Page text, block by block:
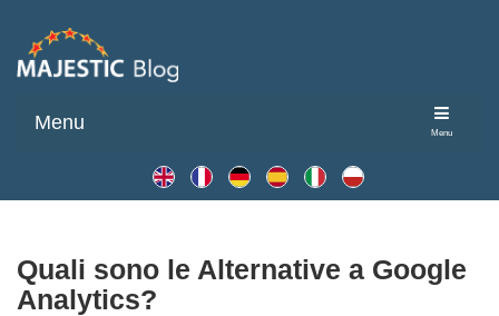
Menu
Menu
Quali sono le Alternative a Google
Analytics?